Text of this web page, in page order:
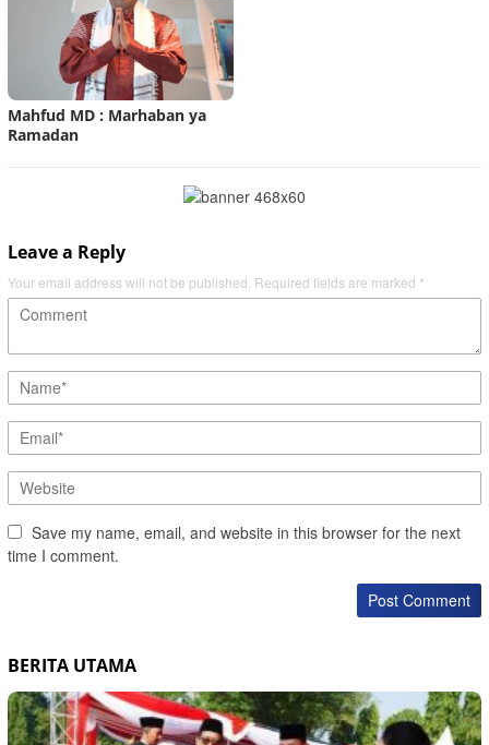
Mahfud MD : Marhaban ya
Ramadan
Leave a Reply
Your email address will not be published. Required fields are marked *
Save my name, email, and website in this browser for the next
time I comment.
BERITA UTAMA